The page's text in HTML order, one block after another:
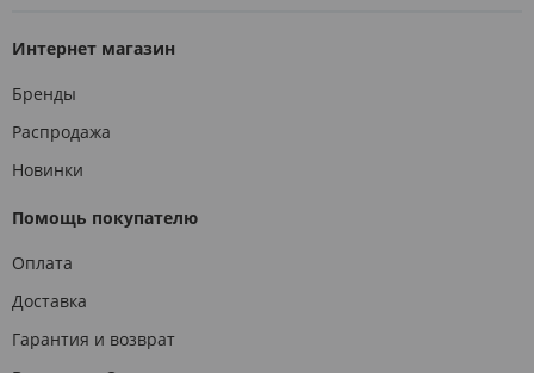
Интернет магазин
Бренды
Распродажа
Новинки
Помощь покупателю
Оплата
Доставка
Гарантия и возврат